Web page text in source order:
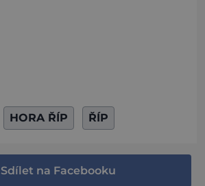
HORA ŘÍP ŘÍP
Sdílet na Facebooku